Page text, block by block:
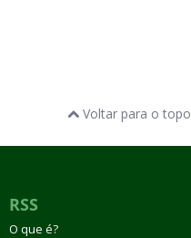
Voltar para o topo
RSS
O que é?